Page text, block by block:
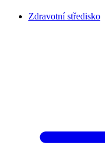
Zdravotní středisko